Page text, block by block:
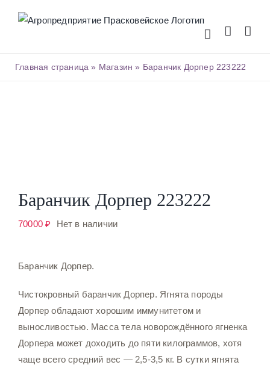
Главная страница » Магазин » Баранчик Дорпер 223222
Баранчик Дорпер 223222
70000₽ Нет в наличии
Баранчик Дорпер.
Чистокровный баранчик Дорпер. Ягнята породы
Дорпер обладают хорошим иммунитетом и
выносливостью. Масса тела новорождённого ягненка
Дорпера может доходить до пяти килограммов, хотя
чаще всего средний вес — 2,5-3,5 кг. В сутки ягнята